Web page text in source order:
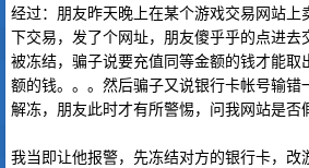
经过：朋友昨天晚上在某个游戏交易网站上
下交易，发了个网址，朋友傻乎乎的点进去
被冻结，骗子说要充值同等金额的钱才能取
额的钱。。。然后骗子又说银行卡帐号输错
解冻，朋友此时才有所警惕，问我网站是否
我当即让他报警，先冻结对方的银行卡，改